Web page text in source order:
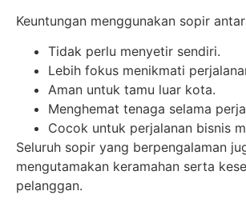
Keuntungan menggunakan sopir
Tidak perlu menyetir sendiri.
Lebih fokus menikmati
Aman untuk tamu luar kota.
Menghemat tenaga selama
Cocok untuk perjalanan bisnis
Seluruh sopir yang berpengalaman
mengutamakan keramahan serta
pelanggan.